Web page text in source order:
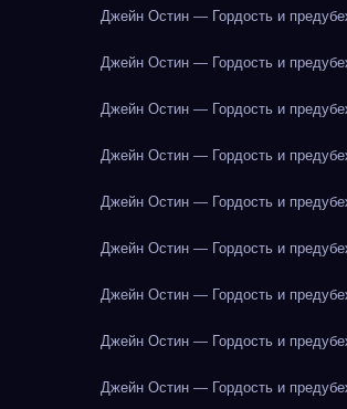
Джейн Остин — Гордость и
Джейн Остин — Гордость и
Джейн Остин — Гордость и
Джейн Остин — Гордость и
Джейн Остин — Гордость и
Джейн Остин — Гордость и
Джейн Остин — Гордость и
Джейн Остин — Гордость и
Джейн Остин — Гордость и